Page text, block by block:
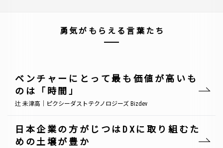
勇気がもらえる言葉たち
ベンチャーにとって最も価値が高いも
のは「時間」
辻 未津高｜ピクシーダストテクノロジーズ Bizdev
日本企業の方がじつはDXに取り組むた
めの土壌が豊か